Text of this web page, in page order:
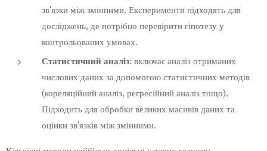
зв'язки між змінними. Експерименти підходять для
досліджень, де потрібно перевірити гіпотезу у
контрольованих умовах.
Статистичний аналіз: включає аналіз отриманих
числових даних за допомогою статистичних методів
(кореляційний аналіз, регресійний аналіз тощо).
Підходить для обробки великих масивів даних та
оцінки зв'язків між змінними.